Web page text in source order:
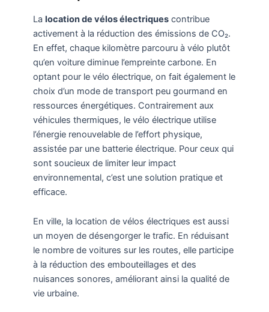
La location de vélos électriquescontribue
activement à la réduction des émissions de CO₂.
En effet, chaque kilomètre parcouru à vélo plutôt
qu’en voiture diminue l’empreinte carbone. En
optant pour le vélo électrique, on fait également le
choix d’un mode de transport peu gourmand en
ressources énergétiques. Contrairement aux
véhicules thermiques, le vélo électrique utilise
l’énergie renouvelable de l’effort physique,
assistée par une batterie électrique. Pour ceux qui
sont soucieux de limiter leur impact
environnemental, c’est une solution pratique et
efficace.
En ville, la location de vélos électriques est aussi
un moyen de désengorger le trafic. En réduisant
le nombre de voitures sur les routes, elle participe
à la réduction des embouteillages et des
nuisances sonores, améliorant ainsi la qualité de
vie urbaine.